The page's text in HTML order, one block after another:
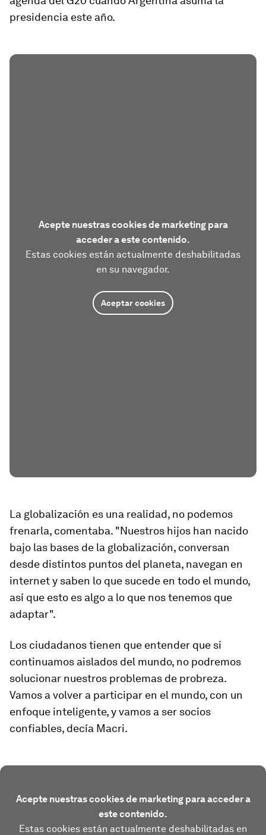
presidencia este año.
Acepte nuestras cookies de marketing para
acceder a este contenido.
Estas cookies están actualmente deshabilitadas
en su navegador.
Aceptar cookies
La globalización es una realidad, no podemos
frenarla, comentaba. "Nuestros hijos han nacido
bajo las bases de la globalización, conversan
desde distintos puntos del planeta, navegan en
internet y saben lo que sucede en todo el mundo,
así que esto es algo a lo que nos tenemos que
adaptar".
Los ciudadanos tienen que entender que si
continuamos aislados del mundo, no podremos
solucionar nuestros problemas de probreza.
Vamos a volver a participar en el mundo, con un
enfoque inteligente, y vamos a ser socios
confiables, decía Macri.
Acepte nuestras cookies de marketing para acceder a
este contenido.
Estas cookies están actualmente deshabilitadas en